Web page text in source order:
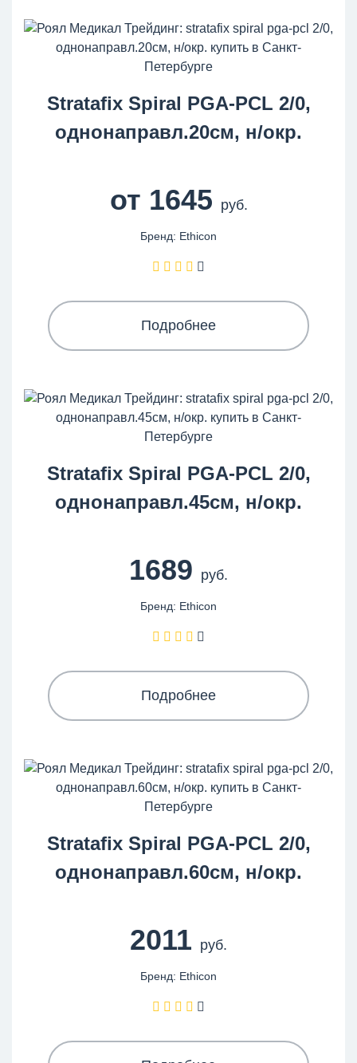
Stratafix Spiral PGA-PCL 2/0,
однонаправл.20см, н/окр.
от 1645 руб.
Бренд: Ethicon
Подробнее
Stratafix Spiral PGA-PCL 2/0,
однонаправл.45см, н/окр.
1689 руб.
Бренд: Ethicon
Подробнее
Stratafix Spiral PGA-PCL 2/0,
однонаправл.60см, н/окр.
2011 руб.
Бренд: Ethicon